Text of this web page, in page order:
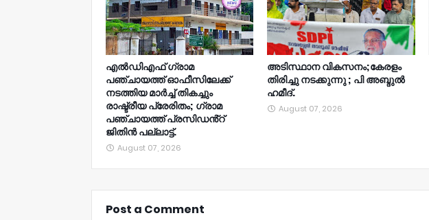
എൽഡിഎഫ് ഗ്രാമ
പഞ്ചായത്ത് ഓഫീസിലേക്ക്
നടത്തിയ മാർച്ച് തികച്ചും
രാഷ്ട്രീയ പ്രേരിതം; ഗ്രാമ
പഞ്ചായത്ത് പ്രസിഡൻ്റ്
ജിതിൻ പല്ലാട്ട്.
August 07, 2026
അടിസ്ഥാന വികസനം;കേരളം
തിരിച്ചു നടക്കുന്നു ; പി അബ്ദുൽ
ഹമീദ്.
August 07, 2026
Post a Comment